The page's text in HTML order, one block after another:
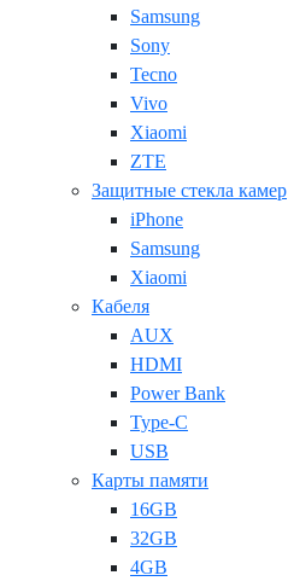
Samsung
Sony
Tecno
Vivo
Xiaomi
ZTE
Защитные стекла камер
iPhone
Samsung
Xiaomi
Кабеля
AUX
HDMI
Power Bank
Type-C
USB
Карты памяти
16GB
32GB
4GB